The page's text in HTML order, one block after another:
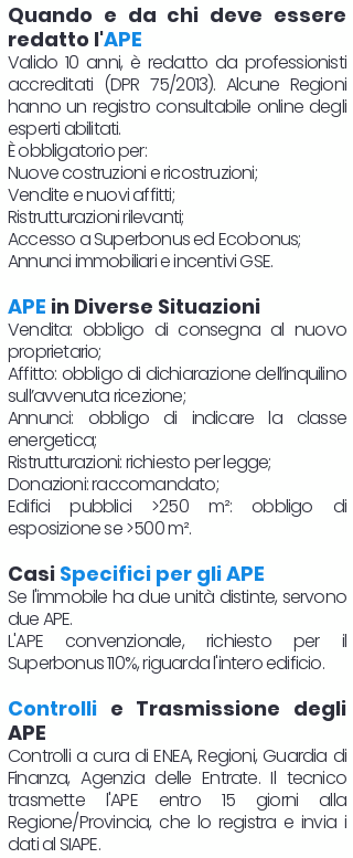
Quando e da chi deve essere
redatto l'APE
Valido 10 anni, è redatto da professionisti
accreditati (DPR 75/2013). Alcune Regioni
hanno un registro consultabile online degli
esperti abilitati.
È obbligatorio per:
Nuove costruzioni e ricostruzioni;
Vendite e nuovi affitti;
Ristrutturazioni rilevanti;
Accesso a Superbonus ed Ecobonus;
Annunci immobiliari e incentivi GSE.
APE in Diverse Situazioni
Vendita: obbligo di consegna al nuovo
proprietario;
Affitto: obbligo di dichiarazione dell’inquilino
sull’avvenuta ricezione;
Annunci: obbligo di indicare la classe
energetica;
Ristrutturazioni: richiesto per legge;
Donazioni: raccomandato;
Edifici pubblici >250 m²: obbligo di
esposizione se >500 m².
Casi Specifici per gli APE
Se l'immobile ha due unità distinte, servono
due APE.
L'APE convenzionale, richiesto per il
Superbonus 110%, riguarda l'intero edificio.
Controlli e Trasmissione degli
APE
Controlli a cura di ENEA, Regioni, Guardia di
Finanza, Agenzia delle Entrate. Il tecnico
trasmette l'APE entro 15 giorni alla
Regione/Provincia, che lo registra e invia i
dati al SIAPE.